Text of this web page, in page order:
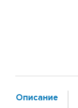
Описание